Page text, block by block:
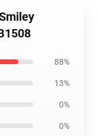
88%
13%
0%
0%